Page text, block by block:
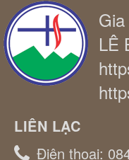
LÊ
LIÊN LẠC
Điện thoại: